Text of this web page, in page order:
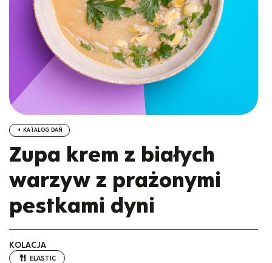
KATALOG DAŃ
Zupa krem z białych
warzyw z prażonymi
pestkami dyni
KOLACJA
ELASTIC